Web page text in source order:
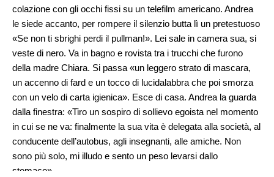
colazione con gli occhi fissi su un telefilm americano. Andrea
le siede accanto, per rompere il silenzio butta lì un pretestuoso
«Se non ti sbrighi perdi il pullman!». Lei sale in camera sua, si
veste di nero. Va in bagno e rovista tra i trucchi che furono
della madre Chiara. Si passa «un leggero strato di mascara,
un accenno di fard e un tocco di lucidalabbra che poi smorza
con un velo di carta igienica». Esce di casa. Andrea la guarda
dalla finestra: «Tiro un sospiro di sollievo egoista nel momento
in cui se ne va: finalmente la sua vita è delegata alla società, al
conducente dell’autobus, agli insegnanti, alle amiche. Non
sono più solo, mi illudo e sento un peso levarsi dallo
stomaco».